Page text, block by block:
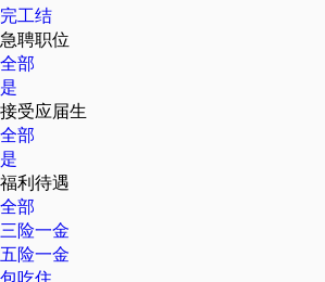
完工结
急聘职位
全部
是
接受应届生
全部
是
福利待遇
全部
三险一金
五险一金